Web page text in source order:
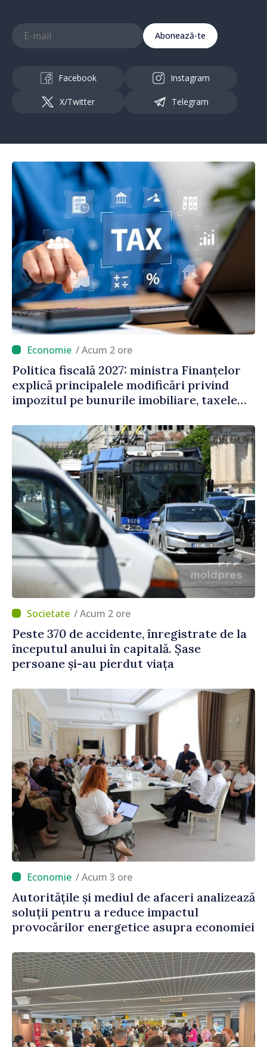
Abonează-te
Facebook Instagram
X/Twitter Telegram
/ Acum 2 ore
Politica fiscală 2027: ministra Finanțelor
explică principalele modificări privind
impozitul pe bunurile imobiliare, taxele
/ Acum 2 ore
Peste 370 de accidente, înregistrate de la
începutul anului în capitală. Șase
persoane și-au pierdut viața
/ Acum 3 ore
Autoritățile și mediul de afaceri analizează
soluții pentru a reduce impactul
provocărilor energetice asupra economiei